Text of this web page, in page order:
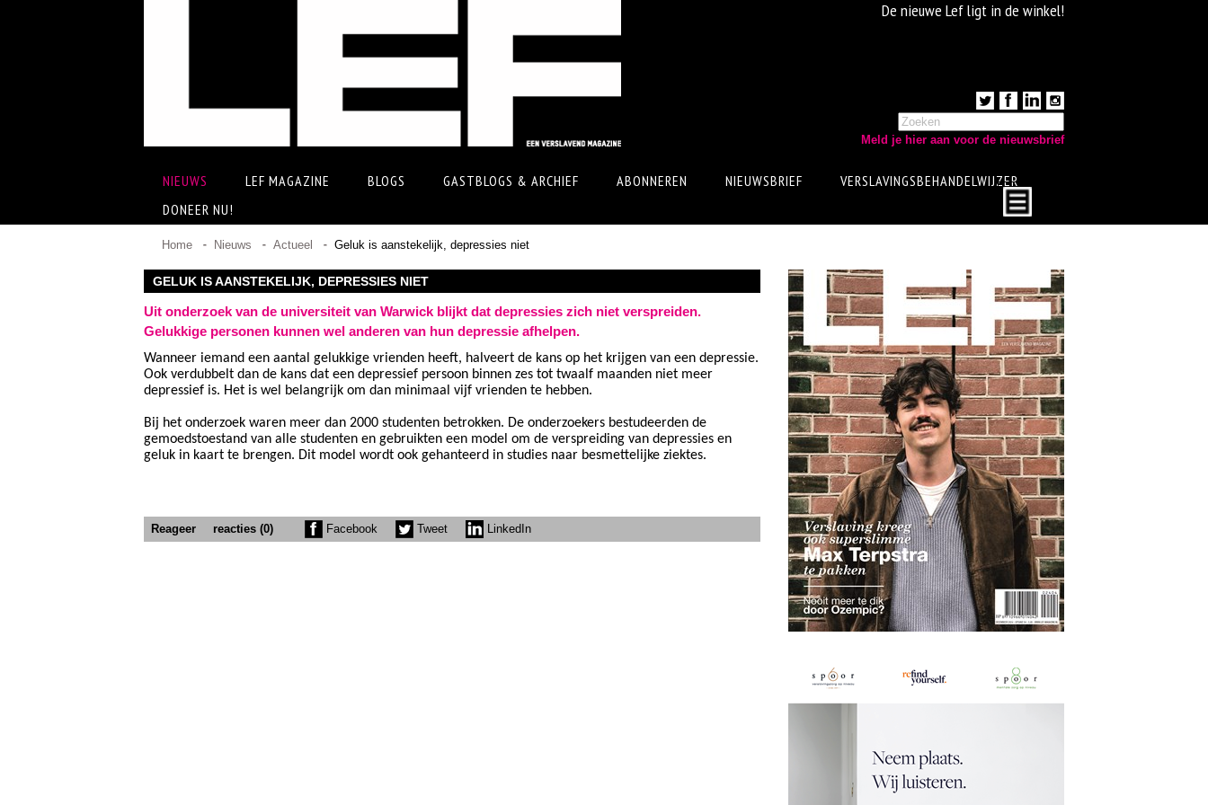
De nieuwe Lef ligt in de winkel!
Meld je hier aan voor de nieuwsbrief
NIEUWS LEF MAGAZINE BLOGS GASTBLOGS & ARCHIEF ABONNEREN NIEUWSBRIEF
VERSLAVINGSBEHANDELWIJZER
DONEER NU!
Home Nieuws Actueel Geluk is aanstekelijk, depressies niet
GELUK IS AANSTEKELIJK, DEPRESSIES NIET
Uit onderzoek van de universiteit van Warwick blijkt dat depressies zich niet verspreiden.
Gelukkige personen kunnen wel anderen van hun depressie afhelpen.
Wanneer iemand een aantal gelukkige vrienden heeft, halveert de kans op het krijgen van een depressie.
Ook verdubbelt dan de kans dat een depressief persoon binnen zes tot twaalf maanden niet meer
depressief is. Het is wel belangrijk om dan minimaal vijf vrienden te hebben.
Bij het onderzoek waren meer dan 2000 studenten betrokken. De onderzoekers bestudeerden de
gemoedstoestand van alle studenten en gebruikten een model om de verspreiding van depressies en
geluk in kaart te brengen. Dit model wordt ook gehanteerd in studies naar besmettelijke ziektes.
Reageer reacties (0) Facebook Tweet LinkedIn